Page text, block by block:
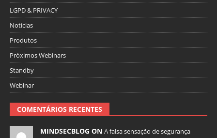
LGPD & PRIVACY
Notícias
Produtos
Próximos Webinars
Standby
Webinar
COMENTÁRIOS RECENTES
MINDSECBLOG ON A falsa sensação de segurança